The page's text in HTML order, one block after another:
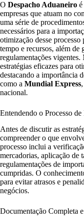
O Despacho Aduaneiro
empresas que atuam no
uma série de
necessários para a
otimização desse
tempo e recursos, além de
regulamentações
estratégias eficazes para
destacando a importância
como a Mundial Express
nacional.
Entendendo o Processo
Antes de discutir as
compreender o que
processo inclui a
mercadorias, aplicação de
regulamentações de
cumpridas. O
para evitar atrasos e
negócios.
Documentação Completa